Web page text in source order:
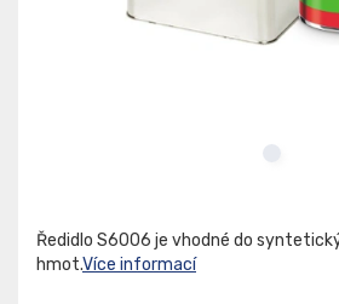
Ředidlo S6006 je vhodné do
hmot.Více informací